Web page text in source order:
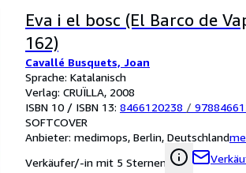
Eva i el bosc (El Barco de
162)
Cavallé Busquets, Joan
Sprache: Katalanisch
Verlag: CRUÏLLA, 2008
ISBN 10 / ISBN 13: 8466120238 /
SOFTCOVER
Anbieter: medimops, Berlin, Deutschland
Verkäufer/-in mit 5 Sternen